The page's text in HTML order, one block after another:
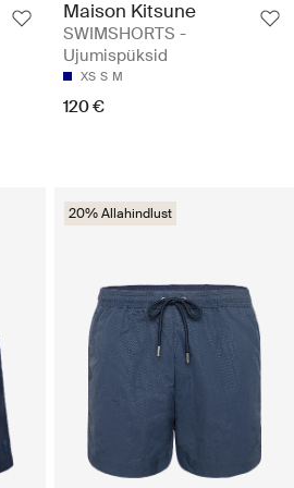
Maison Kitsune
SWIMSHORTS -
Ujumispüksid
XS S M
120 €
20% Allahindlust